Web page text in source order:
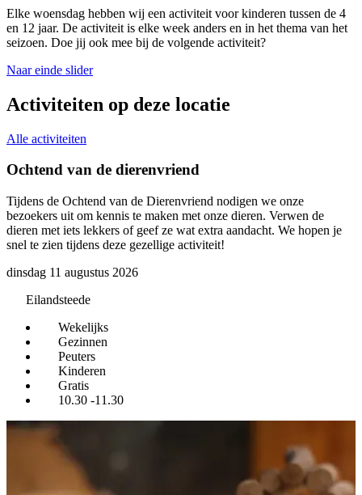
Elke woensdag hebben wij een activiteit voor kinderen tussen de 4
en 12 jaar. De activiteit is elke week anders en in het thema van het
seizoen. Doe jij ook mee bij de volgende activiteit?
Naar einde slider
Activiteiten op deze locatie
Alle activiteiten
Ochtend van de dierenvriend
Tijdens de Ochtend van de Dierenvriend nodigen we onze
bezoekers uit om kennis te maken met onze dieren. Verwen de
dieren met iets lekkers of geef ze wat extra aandacht. We hopen je
snel te zien tijdens deze gezellige activiteit!
dinsdag 11 augustus 2026
Eilandsteede
Wekelijks
Gezinnen
Peuters
Kinderen
Gratis
10.30 -11.30